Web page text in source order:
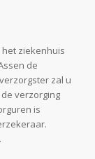
ziekenhuis
de
zal u
verzorging
is